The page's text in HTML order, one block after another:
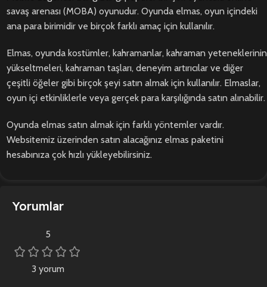
savaş arenası (MOBA) oyunudur. Oyunda elmas, oyun içindeki
ana para birimidir ve birçok farklı amaç için kullanılır.
Elmas, oyunda kostümler, kahramanlar, kahraman yeteneklerinin
yükseltmeleri, kahraman taşları, deneyim artırıcılar ve diğer
çeşitli öğeler gibi birçok şeyi satın almak için kullanılır. Elmaslar,
oyun içi etkinliklerle veya gerçek para karşılığında satın alınabilir.
Oyunda elmas satın almak için farklı yöntemler vardır.
Websitemiz üzerinden satın alacağınız elmas paketini
hesabınıza çok hızlı yükleyebilirsiniz.
Yorumlar
5
3 yorum